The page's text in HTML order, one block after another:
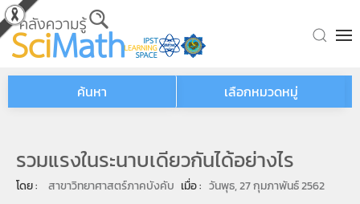
Skip to main content
ค้นหา เลือกหมวดหมู่
รวมแรงในระนาบเดียวกันได้อย่างไร
โดย : สาขาวิทยาศาสตร์ภาคบังคับ เมื่อ : วันพุธ, 27 กุมภาพันธ์ 2562